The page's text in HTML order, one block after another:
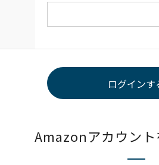
Amazonアカウン